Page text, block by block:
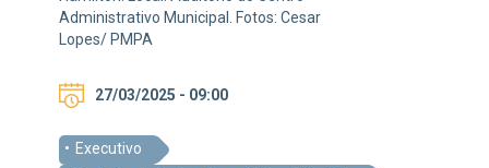
Administrativo Municipal. Fotos: Cesar
Lopes/ PMPA
27/03/2025 - 09:00
Executivo